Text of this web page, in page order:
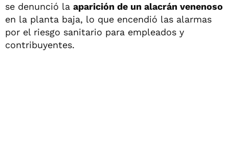
se denunció la aparición de un alacrán venenoso
en la planta baja, lo que encendió las alarmas
por el riesgo sanitario para empleados y
contribuyentes.